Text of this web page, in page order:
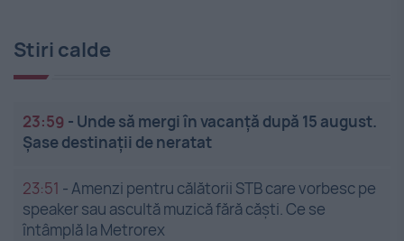
Stiri calde
23:59 - Unde să mergi în vacanță după 15 august.
Șase destinații de neratat
23:51 -Amenzi pentru călătorii STB care vorbesc pe
speaker sau ascultă muzică fără căști. Ce se
întâmplă la Metrorex